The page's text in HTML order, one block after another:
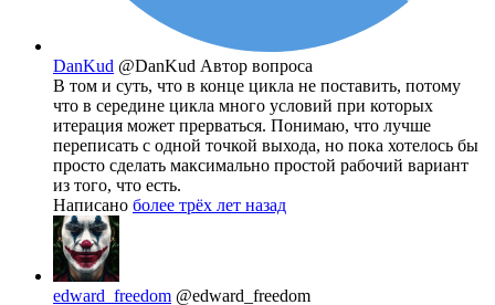
DanKud @DanKud Автор вопроса
В том и суть, что в конце цикла не поставить, потому
что в середине цикла много условий при которых
итерация может прерваться. Понимаю, что лучше
переписать с одной точкой выхода, но пока хотелось бы
просто сделать максимально простой рабочий вариант
из того, что есть.
Написано более трёх лет назад
edward_freedom @edward_freedom